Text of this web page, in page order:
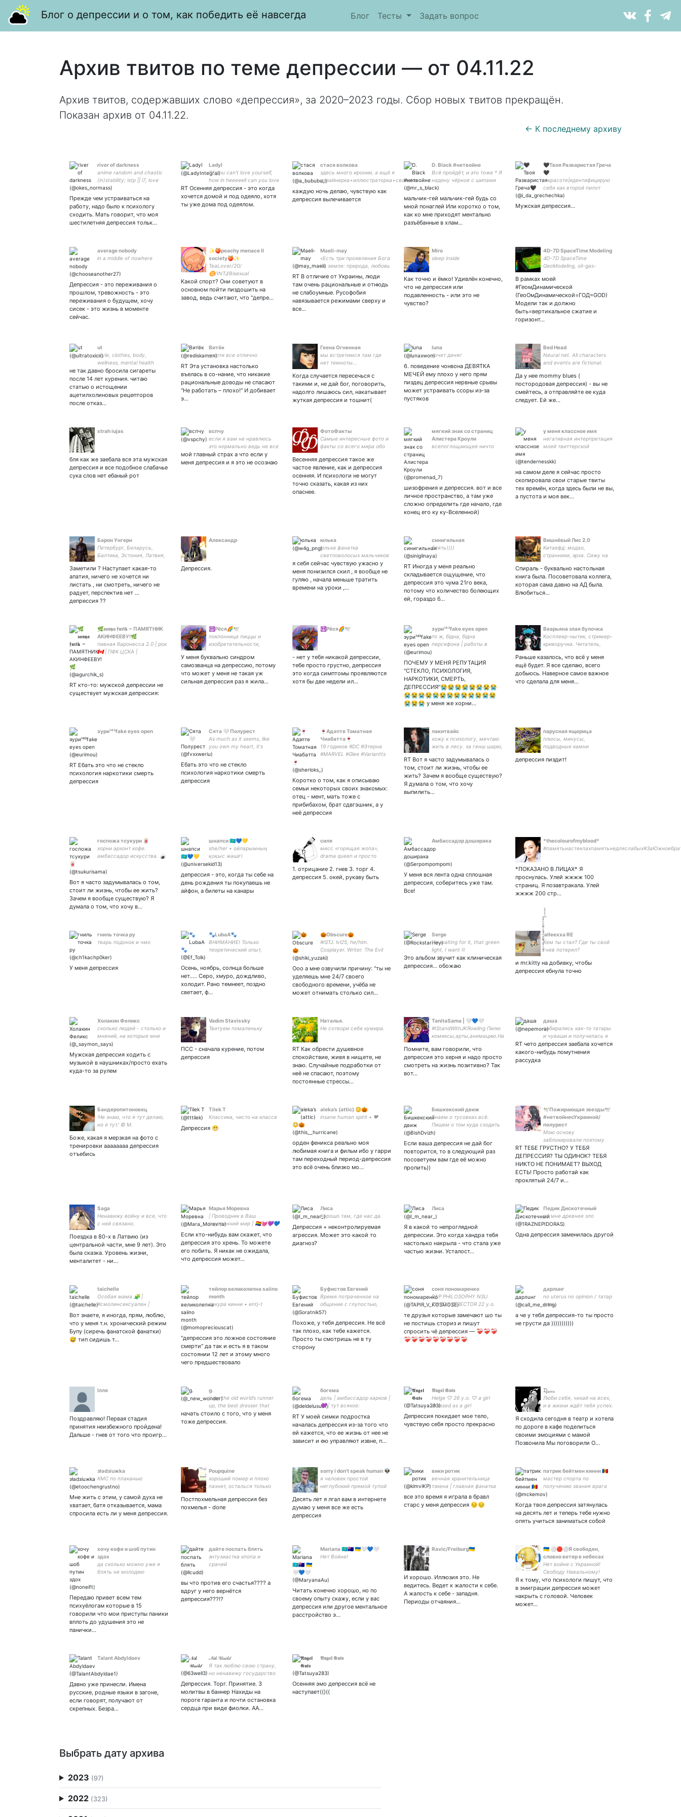
Блог о депрессии и о том, как победить её навсегда Блог Тесты Задать вопрос
Архив твитов по теме депрессии — от 04.11.22
Архив твитов, содержавших слово «депрессия», за 2020–2023 годы. Сбор новых твитов прекращён.
Показан архив от 04.11.22.
← К последнему архиву
river of darkness
anime random and chaotic
(in)stability; istp || i7, love
live, nanoha, yowapeda ||
Прежде чем устраиваться на
работу, надо было к психологу
сходить. Мать говорит, что моя
шестилетняя депрессия тольк…
LadyI
"If you can't love yourself,
how in heeeeell can you love
anybody else" Чорная Котка
RT Осенняя депрессия - это когда
хочется домой и под одеяло, хотя
ты уже дома под одеялом.
стася волкова
здесь много иронии, а ещё я
дизайнерка+иллюстраторка+сволочь
Рубежи 🤍
каждую ночь делаю, чувствую как
депрессия вылечивается
D. Black #нетвойне
Всё пройдёт, и это тоже * Я
надену чёрное с шипами
счастье * Ой вылижи мне
душу, нимфоманка *
Ravenclaw-Targaryen | Still
team Daenerys
мальчик-гей мальчик-гей будь со
мной понаглей Или коротко о том,
как ко мне приходят ментально
разъёбанные в хлам…
🖤Твоя Разваристая Греча
🖤
в красоте|идентифицирую
себя как второй пилот
Дринкинс|практикую
я не та Греча из чята(на
Мужская депрессия...
average nobody
in a middle of nowhere
Депрессия - это переживания о
прошлом, тревожность - это
переживания о будущем, хочу
сисек - это жизнь в моменте
сейчас.
✨🍑peachy menace II
society🍑✨
TeaLover/20/
♊/INTJ/Bisexual
#StandUpForUkraine
#RussianWarCrimes
Какой спорт? Они советуют в
основном пойти пиздошить на
завод, ведь считают, что "депре…
Maeli-may
«Есть три проявления Бога
на земле: природа, любовь
и чувство юмора. Природа
помогает жить, любовь
помогает выжить, а
чувство юмора —
пережить». © М. Задорнов
RT В отличие от Украины, люди
там очень рациональные и отнюдь
не слабоумные. Русофобия
навязывается режимами сверху и
все…
Miro
sleep inside
Как точно и ёмко! Удивлён конечно,
что не депрессия или
подавленность - или это не
чувство?
4D-7D SpaceTime Modeling
4D-7D SpaceTime
GeoModeling, oil-gas-
RS, MRI CT, 4D-7Dseist
SpaceTime TV,
Multidimensional Spiritual
SpaceTime Holography
В рамках моей
#ГеомДинамической
(ГеоОмДинамической=ГОД=GOD)
Модели так и должно
быть=вертикальное сжатие и
горизонт…
ut
style, clothes, body,
wellness, mental health
не так давно бросила сигареты
после 14 лет курения. читаю
статью о истощении
ацетилхолиновых рецепторов
после отказ…
Витёк
у коти все отлично
RT Эта установка настолько
въелась в со-нание, что никакие
рациональные доводы не спасают
"Не работать – плохо!" И добивает
э…
Геена Огненная
мы встретимся там где
нет темноты...
Когда случается пересечься с
такими и, не дай бог, поговорить,
надолго лишаюсь сил, накатывает
жуткая депрессия и тошнит(
luna
хочет деняг
6. поведение чонвона ДЕВЯТКА
МЕЧЕЙ ему плохо у него прям
пиздец депрессия нервные срывы
может устраивать ссоры из-за
пустяков
Bed Head
Neural net. All characters
and events are fictional.
было- вам все
приснилось.
Да у нее mommy blues (
постородовая депрессия) - вы не
смейтесь, а отправляйте ее куда
следует. Ей же…
strah iujas
бля как же заебала вся эта мужская
депрессия и все подобное слабачье
сука слов нет ебаный рот
вспчу
если я вам не нравлюсь
это нормально ведь не все
имеют хороший вкус 😜😜
мой главный страх а что если у
меня депрессия и я это не осознаю
ФотоФакты
Самые интересные фото и
факты со всего мира обо
фотографиях! #новости
#факты #фото вконтакте:
Весенняя депрессия такое же
частое явление, как и депрессия
осенняя. И психологи не могут
точно сказать, какая из них
опаснее.
мягкий знак со страниц
Алистера Кроули
всепоглощающее ничто
шизофрения и депрессия. вот и все
личное пространство, а там уже
сложно определить где начало, где
конец его ку ку-Вселенной)
у меня классное имя
негативная интерпретация
моей твиттерской
душнильство караются по
закону. коллекционирую
только тактичных,
остроумных и добрых. 26
🌾
на самом деле я сейчас просто
скопировала свои старые твиты
тех времён, когда здесь были не вы,
а пустота и моя век…
Барон Унгерн
Петербург, Беларусь,
Балтика, Эстония, Латвия,
Заметили ? Наступает какая-то
апатия, ничего не хочется ни
листать , ни смотреть, ничего не
радует, перспектив нет …
депрессия ??
Александр
Депрессия.
юлька
юлька фанатка
светловолосых мальчиков
я себя сейчас чувствую ужасно у
меня понизился скил , я вообще не
гуляю , начала меньше тратить
времени на уроки ,…
синигильная
блять))))
RT Иногда у меня реально
складывается ощущение, что
депрессия это чума 21го века,
потому что количество болеющих
ей, гораздо б…
Вишнёвый Лис 2.0
Китаефд: модао,
странники, эрха. Сижу на
геншин и британские
сериалы. Топлю за
психотерапию. Пеку,
танцую и ищу работу.
Спираль - буквально настольная
книга была. Посоветовала коллега,
которая сама давно на АД была.
Влюбиться…
🌿𝖘𝖆𝖓𝖞𝖆 𝖋𝖚𝖗𝖎𝖐 ~ ПАМЯТНИК
АКИНФЕЕВУ!🌿
пивная баронесса 2.0 | рок
🇨🇦 | ПФК ЦСКА |
агрессивно раздаю пизды |
интроверт-быдло | дайте
коня, я уеду | пшеничка за
мир! 🌾🌿🌾🤍💙🤍🌾
RT кто-то: мужской депрессии не
существует мужская депрессия:
☮️Рёся🌈🕊️
поклонница пиццы и
изобретательности,
нраву, маг(истр),
недохудожница, зашкафная
писака, 💚🤍🖤 🖤🤍💜
У меня буквально синдром
самозванца на депрессию, потому
что может у меня не такая уж
сильная депрессия раз я жила…
☮️Рёся🌈🕊️
- нет у тебя никакой депрессии,
тебе просто грустно, депрессия
это когда симптомы проявляются
хотя бы две недели ил…
эури¹⁴³fake eyes open
то ж, бідна, бідна
персефона | работы в
ПОЧЕМУ У МЕНЯ РЕПУТАЦИЯ
"СТЕКЛО, ПСИХОЛОГИЯ,
НАРКОТИКИ, СМЕРТЬ,
ДЕПРЕССИЯ"😭😭😭😭😭😭😭😭
😭😭😭😭😭😭😭😭😭😭😭😭😭
😭😭😭 у меня же хорни…
Веарьяна злая булочка
Косплеер-нытик, стример-
криворучка. Читатель,
Потребитель таблеток и
музла.
Раньше казалось, что всё у меня
ещё будет. Я все сделаю, всего
добьюсь. Наверное самое важное
что сделала для меня…
эури¹⁴³fake eyes open
RT Ебать это что не стекло
психология наркотики смерть
депрессия
Сята 🤍 Полурест
As much as it seems, like
you own my heart, it's
astronomy, we're two worlds
Ебать это что не стекло
психология наркотики смерть
депрессия
🍷Адэпте Томатная
Чиабатта🍷
19 годиков #DC #Этерна
#MARVEL #Glee #Variantts
#GenshinImpact #МГЧД
✨
Коротко о том, как я описываю
семьи некоторых своих знакомых:
отец - мент, мать тоже с
прибибахом, брат сдвгэшник, а у
неё депрессия
лакитвайс
хожу к психологу, мечтаю
жить в лесу. за генш шарю,
RT Вот я часто задумывалась о
том, стоит ли жизнь, чтобы ее
жить? Зачем я вообще существую?
Я думала о том, что хочу
выпилить…
парусная ящерица
плюсы, минусы,
подводные камни
депрессия пиздит!
госпожа тсукури 🀄
хорни архонт кофе.
амбассадор искусства. 🍙
мью. 🀄 привет и добро
credit: jass.arts_
Вот я часто задумывалась о том,
стоит ли жизнь, чтобы ее жить?
Зачем я вообще существую? Я
думала о том, что хочу в…
шнапси 🇰🇿💙💛
she/her • ойларымның
қоқыс жәшігі
депрессия - это, когда ты себе на
день рождения ты покупаешь не
айфон, а билеты на канары
силя
мисс «горящая жопа»,
drama queen и просто
1. отрицание 2. гнев 3. торг 4.
депрессия 5. окей, рукаву быть
Амбассадор доширака
У меня вся лента одна сплошная
депрессия, соберитесь уже там.
Все!
*thecolourofmyblood*
*ПОКАЗАНО В ЛИЦАХ* Я
проснулась. Улей жжжж 100
страниц. Я позавтракала. Улей
жжжж 200 стр…
гниль точка ру
тварь подонок и чмо
У меня депрессия
🐾LubаA🐾
ВНИМАНИЕ! Только
теоретический опыт,
трудными словами.
Никаких тупых авторских
статей, всё краденное!
Ваш любимый риэлтор 🏫
Осень, ноябрь, солнца больше
нет..... Серо, хмуро, дождливо,
холодит. Рано темнеет, поздно
светает, ф…
🎃Obscure🎃
#ISTJ. lvl25, he/him.
Cosplayer. Writer. The Evil
Within, Sonic the Hedgehog,
Wonderland, MazM
Ru/esp/eng/čš is ok!
Ооо а мне озвучили причину: "ты не
уделяешь мне 24/7 своего
свободного времени, учёба не
может отнимать столько сил…
Serge
I'm waiting for it, that green
light, I want It
Это альбом звучит как клиническая
депрессия… обожаю
̵̢̨̛̛̛̥̻͇͔̫͚̟̜̦̰̠͈͛͒̒̂̿͋͌̂̋̊̆̀̒̓̉̐̇̚͝ alleexxa RE
Кем ты стал? Где ты свой
гнев потерял?
и mr.kitty на добивку, чтобы
депрессия ебнула точно
Холакин Феликс
сколько людей - столько и
мнений, на которые мне
похер
Мужская депрессия ходить с
музыкой в наушниках/просто ехать
куда-то за рулем
Vadim Stavissky
Твитуем помаленьку
ПСС - сначала курение, потом
депрессия
Наталья.
Не сотвори себе кумира.
RT Как обрести душевное
спокойствие, живя в нищете, не
знаю. Случайные подработки от
неё не спасают, поэтому
постоянные стрессы…
TanitaSama | 🤍💙🤍
#IStandWithJKRowling Пилю
комиксы,арты,анимацию.На
arts, animation. For
commission too 🤍💙🤍 В
ожидании некролога на
Помните, вам говорили, что
депрессия это херня и надо просто
смотреть на жизнь позитивно? Так
вот...
даша
собирались как-то татары
и чуваши и получилась я
RT чето депрессия заебала хочется
какого-нибудь помутнения
рассудка
Бандеропитоновец
'Не знаю, что я тут делаю,
но я тут.' © М.
Боже, какая я мерзкая на фото с
тренировки аааааааа депрессия
отъебись
Тilek T
Классика, чисто на классе
Депрессия 😬
aleka’s (attic) 😳🎃
insane human spirit • ♥️
орден феникса реально моя
любимая книга и фильм ибо у гарри
там переходный период-депрессия
это всё очень близко мо…
Бишкекский движ
Знаем о тусовках всё.
Пишем о том куда сходить
в Бишкеке и в целом по
канал:
Если ваша депрессия не дай бог
повторится, то в следующий раз
посоветуем вам где её можно
пропить))
🕊️Пожирающая звезды🕊️
#нетвойнесУкраиной/
полурест
Мою основу
заблокировали поэтому
теперь я здесь🌟💗
RT ТЕБЕ ГРУСТНО? У ТЕБЯ
ДЕПРЕССИЯ? ТЫ ОДИНОК? ТЕБЯ
НИКТО НЕ ПОНИМАЕТ? ВЫХОД
ЕСТЬ! Просто работай как
проклятый 24/7 и…
Saga
Ненавижу войну и все, что
с ней связано.
Поездка в 80-х в Латвию (из
центральной части, мне 9 лет). Это
была сказка. Уровень жизни,
менталитет - ни…
Марья Моревна
| Проводник в Ваш
внутренний мир | 🏳️‍🌈💓💜💙
Если кто-нибудь вам скажет, что
депрессия это хрень. То можете
его побить. Я никак не ожидала,
что депрессия может…
Лиса
Хорошо там, где нас да.
Депрессия + неконтролируемая
агрессия. Может это какой то
диагноз?
Лиса
Я в какой то непроглядной
депрессии. Это когда хандра тебя
настолько накрыла - что стала уже
частью жизни. Усталост…
Педик Дискотечный
во мне древнее зло
Одна депрессия заменилась другой
taichelle
Особая мама 🧩 |
#смолинсексуален |
рейстобиринизм | если что,
вы предупреждены
Вот знаете, я иногда, прям, люблю,
что у меня т.н. хронический режим
Бупу (сиречь фанатской фанатки)
😅 тип сидишь т…
тейлор великолепна saiino
month
сакура кинни • entj-t
"депрессия это ложное состояние
смерти" да так и есть я в таком
состоянии 12 лет и этому много
чего предшествовало
Буфистов Евгений
Время потраченное на
общение с глупостью,
потерянное время.
Похоже, у тебя депрессия. Не всё
так плохо, как тебе кажется.
Просто ты смотришь не в ту
сторону
соня пономаренко
RAP PHILOSOPHY NSU
TIKTOK DIRECTOR 22 y.o.
те друзья которые замечают шо ты
не постишь сториз и пишут
спросить чё депрессия — ❤️‍🩹❤️‍🩹❤️‍🩹
❤️‍🩹❤️‍🩹❤️‍🩹❤️‍🩹❤️‍🩹❤️‍🩹❤️‍🩹❤️‍🩹❤️‍🩹
дарлuнг
no uterus no opinion / татар
кызы
а че у тебя депрессия-то ты просто
не грусти да )))))))))))
Ілля
Поздравляю! Первая стадия
принятия неизбежного пройдена!
Дальше - гнев от того что проигр…
g.
‘i am the old world’s runner
up, the best dresser that
died like a dog, Mihael Keehl’.
× глоток кофе и сигаретная
начать стоило с того, что у меня
тоже депрессия.
богема
дель | амбассадор карков |
💜 | тут всякое:
RT У моей симки подростка
началась депрессия из-за того что
ей кажется, что ее жизнь от нее не
зависит и ею управляют извне, п…
𝕬𝖓𝖌𝖊𝖑 𝕲𝖚𝖙𝖘
Helge ♡ 26 y.o. ♡ a girl
dressed as a girl
Депрессия покидает мое тело,
чувствую себя просто прекрасно
ᗪ̟ₐₙₜₑ
Люби себя, чихай на всех,
и в жизни ждёт тебя успех.
Я сходила сегодня в театр и хотела
по дороге в кафе поделиться
своими эмоциями с мамой
Позвонила Мы поговорили О…
зładзiuжka
КМС по плаканью
Мне жить с этим, у самой духа не
хватает, батя отказывается, мама
спросила есть ли у меня депрессия.
Poupquine
хороший помер и плохо
пахнет, осталься только
Постпохмельная депрессия без
похмелья - done
sorry i don't speak human 👽
я человек простой
неглубокий прямой тупой
Десять лет я лгал вам в интернете
думаю у меня все же есть
депрессия
вики ротик
вечная хранительница
тэхена | главная фанатка
серёжи лазарева | мой
муж егор крид а папа
нагиев
все это время я играла в бравл
старс у меня депрессия 😔😔
патрик бейтмен кинни 🇲🇩
мастер спорта по
получению звания врага
народа
Когда твоя депрессия затянулась
на десять лет и теперь тебе нужно
опять учиться заниматься собой
хочу кофе и шоб путин
здох
да сколько можно уже я
блять не молодею
Передаю привет всем тем
психуёлогам которые в 15
говорили что мои приступы паники
вплоть до удушения это не
панички…
дайте поспать блять
энтузиастка кпопа и
срачей
вы что против его счастья???? а
вдруг у него вернётся
депрессия???!?
Mariana 🇰🇿🇦🇺 🇺🇦🤍💙🤍
Нет Войне!
Читать конечно хорошо, но по
своему опыту скажу, если у вас
депрессия или другое ментальное
расстройство э…
Ravic/Freiburg🇺🇦
И хорошо. Иллюзия это. Не
ведитесь. Ведет к жалости к себе.
А жалость к себе - западня.
Периоды отчаяния…
🇺🇦 ⚪🔴⚪Я свободен,
словно ветер в небесах
Нет войне с Украиной!
Свободу Навальному!
Свободу
политзаключенным. Живе
Беларусь! Помощь
Я к тому, что психологи пишут, что
в эмиграции депрессия может
накрыть с головой. Человек
может…
Talant Abdyldaev
Давно уже принесли. Имена
русские, родные языки в загоне,
если говорят, получают от
скрепных. Безра…
𝒩𝒾𝓀 𝒰𝒶𝒾𝓁𝒹
Я так люблю свою страну,
но ненавижу государство
Депрессия. Торг. Принятие. 3
молитвы в баннер Нахиды на
пороге гаранта и почти остановка
сердца при виде фиолки. АА…
𝕬𝖓𝖌𝖊𝖑 𝕲𝖚𝖙𝖘
Осенняя эмо депрессия всё не
наступает(()((
Выбрать дату архива
2023 (97)
2022 (323)